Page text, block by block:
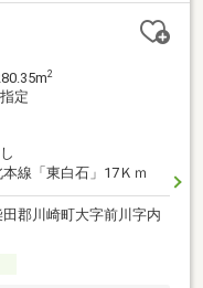
2
定
本線「東白石」17Ｋｍ
郡川崎町大字前川字内